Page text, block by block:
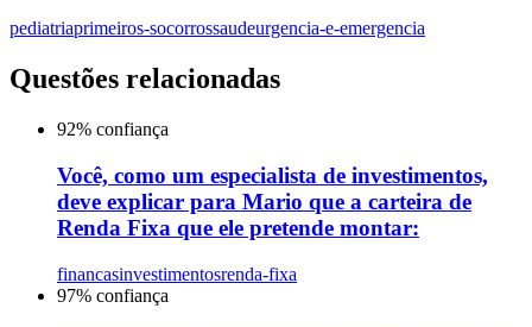
pediatriaprimeiros-socorrossaudeurgencia-e-emergencia
Questões relacionadas
92% confiança
Você, como um especialista de investimentos,
deve explicar para Mario que a carteira de
Renda Fixa que ele pretende montar:
financasinvestimentosrenda-fixa
97% confiança